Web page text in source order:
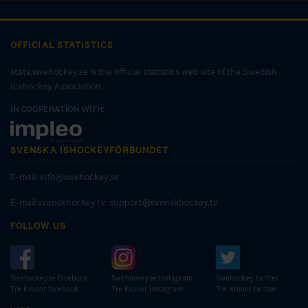
OFFICIAL STATISTICS
stats.swehockey.se is the official statistics web site of the Swedish
Icehockey Association.
IN COOPERATION WITH:
SVENSKA ISHOCKEYFÖRBUNDET
E-mail: info@swehockey.se
E-mail:svenskhockey.tv: support@svenskhockey.tv
FOLLOW US
Swehockeyse facebook
Tre Kronor facebook
Swehockeyse Instagram
Tre Kronor instagram
Swehockey twitter
Tre Kronor twitter